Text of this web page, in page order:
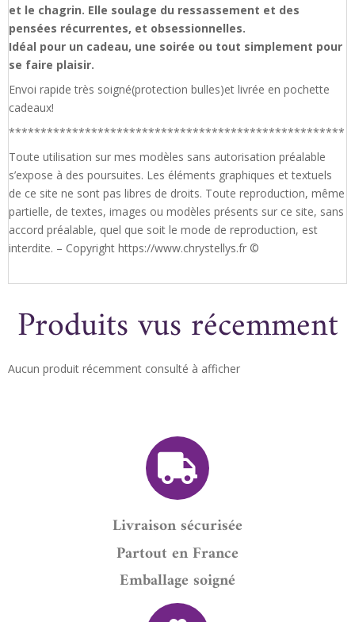
et le chagrin. Elle soulage du ressassement et des
pensées récurrentes, et obsessionnelles.
Idéal pour un cadeau, une soirée ou tout simplement pour
se faire plaisir.
Envoi rapide très soigné(protection bulles)et livrée en pochette
cadeaux!
*****************************************************
Toute utilisation sur mes modèles sans autorisation préalable
s’expose à des poursuites. Les éléments graphiques et textuels
de ce site ne sont pas libres de droits. Toute reproduction, même
partielle, de textes, images ou modèles présents sur ce site, sans
accord préalable, quel que soit le mode de reproduction, est
interdite. – Copyright https://www.chrystellys.fr ©
Produits vus récemment
Aucun produit récemment consulté à afficher
Livraison sécurisée
Partout en France
Emballage soigné